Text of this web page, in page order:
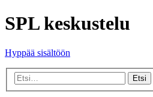
SPL keskustelu
Hyppää sisältöön
Etsi